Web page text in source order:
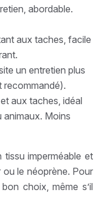
abordable.
aux taches, facile
un entretien plus
aux taches, idéal
animaux. Moins
tissu imperméable et
le néoprène. Pour
choix, même s’il